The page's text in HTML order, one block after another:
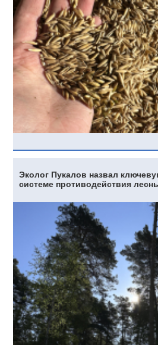
Эколог Пукалов назвал
системе противодействия